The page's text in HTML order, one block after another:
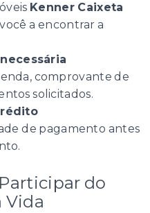
Kenner Caixeta
a encontrar a
comprovante de
solicitados.
de pagamento antes
do
Vida